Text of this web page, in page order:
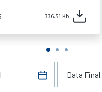
336.51 Kb